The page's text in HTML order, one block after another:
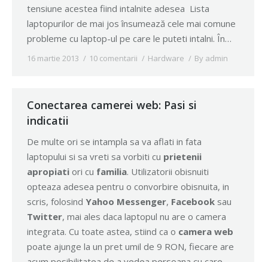
tensiune acestea fiind intalnite adesea Lista
laptopurilor de mai jos însumează cele mai comune
probleme cu laptop-ul pe care le puteti intalni. În…
16 martie 2013 10 comentarii Hardware By admin
Conectarea camerei web: Pasi si
indicatii
De multe ori se intampla sa va aflati in fata
laptopului si sa vreti sa vorbiti cu prietenii
apropiati ori cu familia. Utilizatorii obisnuiti
opteaza adesea pentru o convorbire obisnuita, in
scris, folosind Yahoo Messenger, Facebook sau
Twitter, mai ales daca laptopul nu are o camera
integrata. Cu toate astea, stiind ca o camera web
poate ajunge la un pret umil de 9 RON, fiecare are